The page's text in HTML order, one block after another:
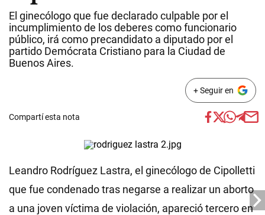
El ginecólogo que fue declarado culpable por el
incumplimiento de los deberes como funcionario
público, irá como precandidato a diputado por el
partido Demócrata Cristiano para la Ciudad de
Buenos Aires.
+ Seguir en
Compartí esta nota
Leandro Rodríguez Lastra, el ginecólogo de Cipolletti
que fue condenado tras negarse a realizar un aborto
a una joven víctima de violación, apareció tercero en